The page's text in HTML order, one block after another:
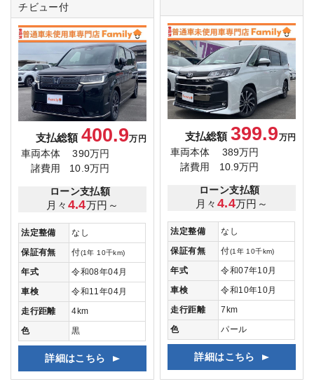
チビュー付
支払総額 400.9万円
車両本体
390万円
諸費用
10.9万円
ローン支払額
月々 4.4万円～
法定整備
なし
保証有無
付(1年 10千km)
年式
令和08年04月
車検
令和11年04月
走行距離
4km
色
黒
詳細はこちら
支払総額 399.9万円
車両本体
389万円
諸費用
10.9万円
ローン支払額
月々 4.4万円～
法定整備
なし
保証有無
付(1年 10千km)
年式
令和07年10月
車検
令和10年10月
走行距離
7km
色
パール
詳細はこちら